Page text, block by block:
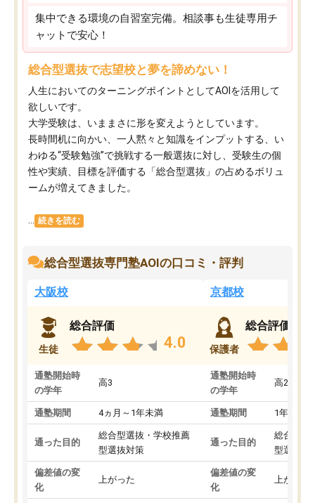
集中できる環境の自習室完備。相談事も生徒専用チ
ャットで安心！
総合型選抜で志望校と夢を諦めない！
人生においてのターニングポイントとしてAOIを活用して
欲しいです。
大学受験は、いままさに形を変えようとしています。
長時間机に向かい、一人黙々と知識をインプットする、い
わゆる“受験勉強”で挑戦する一般選抜に対し、受験生の個
性や実績、目標を評価する「総合型選抜」の占めるボリュ
ームが増えてきました。
続きを読む
総合型選抜専門塾AOIの口コミ・評判
大阪校
生徒
総合評価
4.0
通塾開始時
の学年
高3
通塾期間 4ヵ月～1年未満
通った目的
総合型選抜・学校推薦
型選抜対策
偏差値の変
化
上がった
京都校
保護者
総合評価
通塾開始時
の学年
高2
通塾期間 1年以上
通った目的
総合型選
型選抜対
偏差値の変
化
上がった